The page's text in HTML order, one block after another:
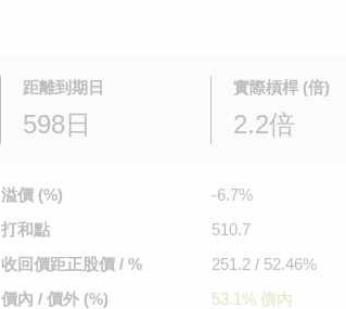
距離到期日
598日
實際槓桿 (倍)
2.2倍
溢價 (%)
-6.7%
打和點
510.7
收回價距正股價 / %
251.2 / 52.46%
價內 / 價外 (%)
53.1% 價內